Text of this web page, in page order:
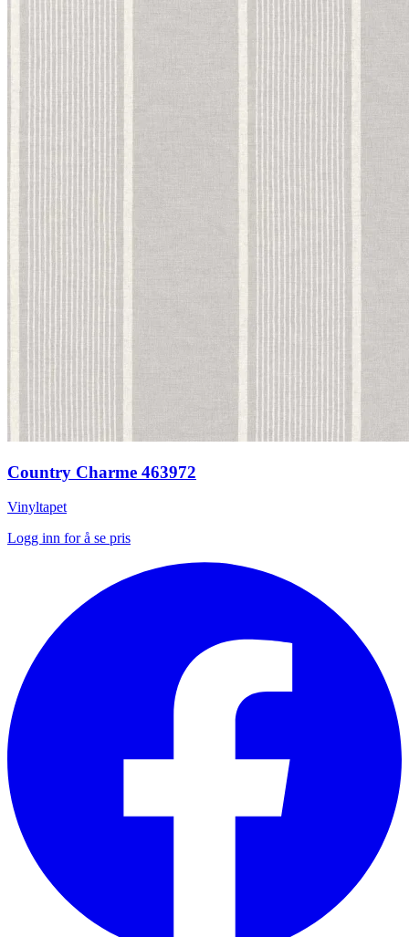
Country Charme 463972
Vinyltapet
Logg inn for å se pris